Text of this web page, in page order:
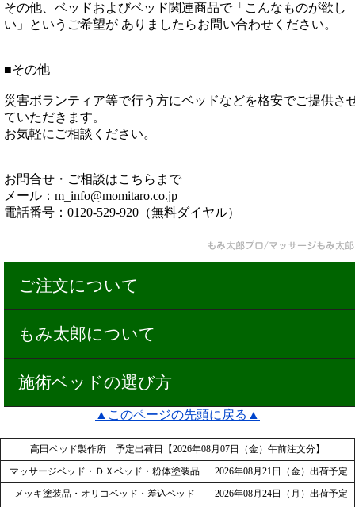
その他、ベッドおよびベッド関連商品で「こんなものが欲し
い」というご希望が ありましたらお問い合わせください。
■その他
災害ボランティア等で行う方にベッドなどを格安でご提供さ
ていただきます。
お気軽にご相談ください。
お問合せ・ご相談はこちらまで
メール：m_info@momitaro.co.jp
電話番号：0120-529-920（無料ダイヤル）
ご注文について
もみ太郎について
施術ベッドの選び方
▲このページの先頭に戻る▲
高田ベッド製作所 予定出荷日【2026年08月07日（金）午前注文分】
マッサージベッド・ＤＸベッド・粉体塗装品
2026年08月21日（金）出荷予定
メッキ塗装品・オリコベッド・差込ベッド
2026年08月24日（月）出荷予定